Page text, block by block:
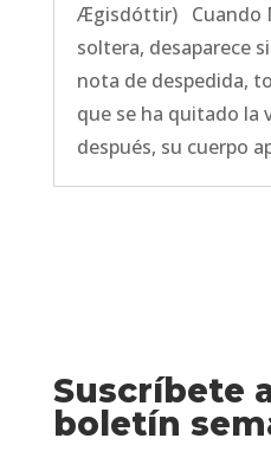
Ægisdóttir) Cuando
soltera, desaparece
nota de despedida,
que se ha quitado la
después, su cuerpo
Suscríbete
boletín